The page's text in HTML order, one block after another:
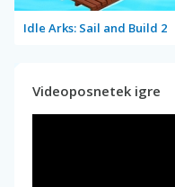
Idle Arks: Sail and Build 2
Videoposnetek igre